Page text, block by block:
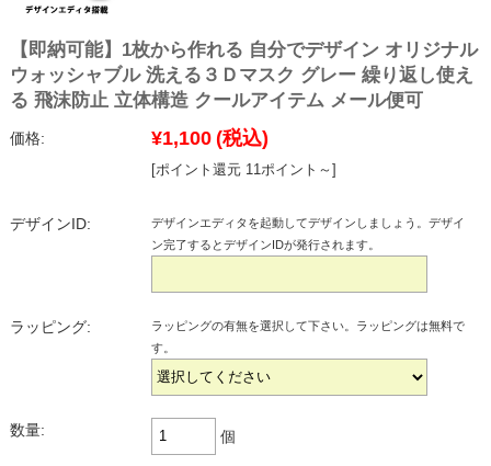
【即納可能】1枚から作れる 自分でデザイン オリジナル
ウォッシャブル 洗える３Ｄマスク グレー 繰り返し使え
る 飛沫防止 立体構造 クールアイテム メール便可
価格: ¥1,100 (税込)
[ポイント還元 11ポイント～]
デザインID:
デザインエディタを起動してデザインしましょう。デザイ
ン完了するとデザインIDが発行されます。
ラッピング:
ラッピングの有無を選択して下さい。ラッピングは無料で
す。
数量: 個